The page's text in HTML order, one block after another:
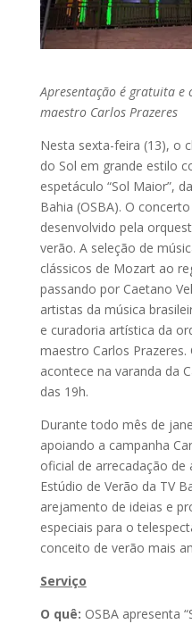
Apresentação é gratuita e
maestro Carlos Prazeres
Nesta sexta-feira (13), o
do Sol em grande estilo
espetáculo “Sol Maior”,
Bahia (OSBA). O
desenvolvido pela
verão. A seleção de
clássicos de Mozart ao
passando por Caetano
artistas da música
e curadoria artística da
maestro Carlos
acontece na varanda da
das 19h.
Durante todo mês de
apoiando a campanha
oficial de arrecadação de
Estúdio de Verão da TV
arejamento de ideias e
especiais para o
conceito de verão mais
Serviço
O quê: OSBA apresenta